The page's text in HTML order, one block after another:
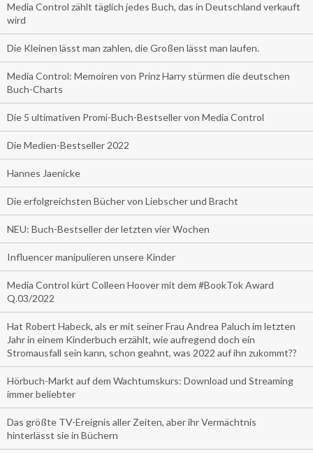
Media Control zählt täglich jedes Buch, das in Deutschland verkauft
wird
Die Kleinen lässt man zahlen, die Großen lässt man laufen.
Media Control: Memoiren von Prinz Harry stürmen die deutschen
Buch-Charts
Die 5 ultimativen Promi-Buch-Bestseller von Media Control
Die Medien-Bestseller 2022
Hannes Jaenicke
Die erfolgreichsten Bücher von Liebscher und Bracht
NEU: Buch-Bestseller der letzten vier Wochen
Influencer manipulieren unsere Kinder
Media Control kürt Colleen Hoover mit dem #BookTok Award
Q.03/2022
Hat Robert Habeck, als er mit seiner Frau Andrea Paluch im letzten
Jahr in einem Kinderbuch erzählt, wie aufregend doch ein
Stromausfall sein kann, schon geahnt, was 2022 auf ihn zukommt??
Hörbuch-Markt auf dem Wachtumskurs: Download und Streaming
immer beliebter
Das größte TV-Ereignis aller Zeiten, aber ihr Vermächtnis
hinterlässt sie in Büchern